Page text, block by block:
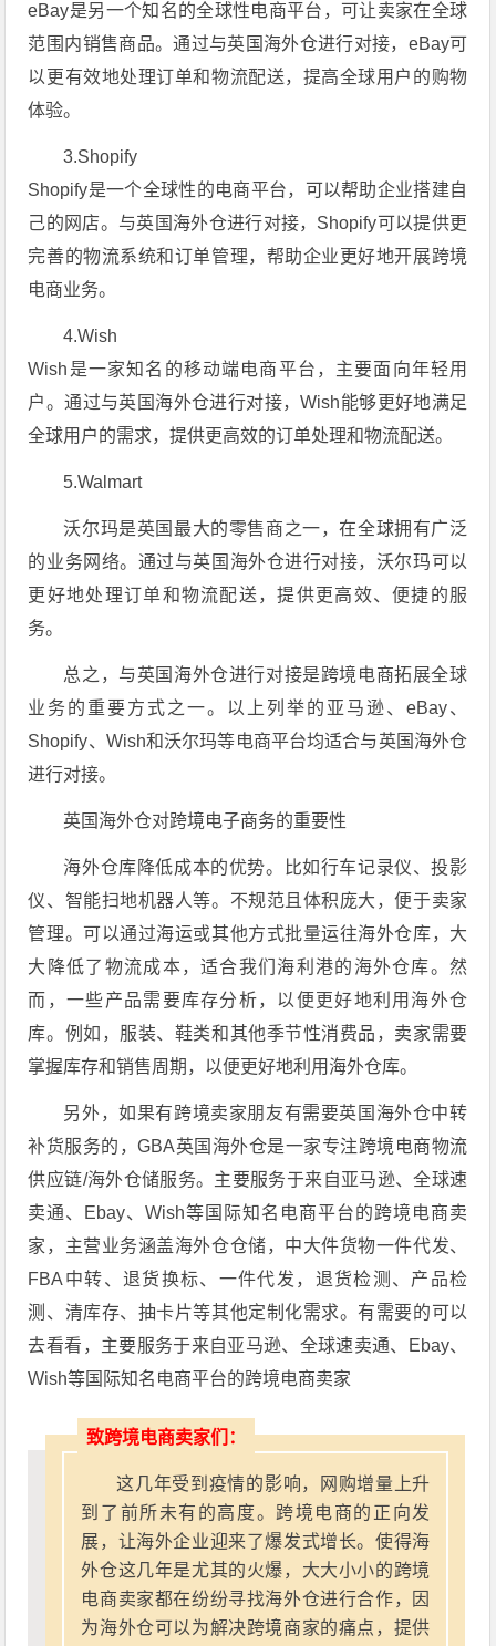
eBay是另一个知名的全球性电商平台，可让卖家在全球
范围内销售商品。通过与英国海外仓进行对接，eBay可
以更有效地处理订单和物流配送，提高全球用户的购物
体验。
3.Shopify
Shopify是一个全球性的电商平台，可以帮助企业搭建自
己的网店。与英国海外仓进行对接，Shopify可以提供更
完善的物流系统和订单管理，帮助企业更好地开展跨境
电商业务。
4.Wish
Wish是一家知名的移动端电商平台，主要面向年轻用
户。通过与英国海外仓进行对接，Wish能够更好地满足
全球用户的需求，提供更高效的订单处理和物流配送。
5.Walmart
沃尔玛是英国最大的零售商之一，在全球拥有广泛
的业务网络。通过与英国海外仓进行对接，沃尔玛可以
更好地处理订单和物流配送，提供更高效、便捷的服
务。
总之，与英国海外仓进行对接是跨境电商拓展全球
业务的重要方式之一。以上列举的亚马逊、eBay、
Shopify、Wish和沃尔玛等电商平台均适合与英国海外仓
进行对接。
英国海外仓对跨境电子商务的重要性
海外仓库降低成本的优势。比如行车记录仪、投影
仪、智能扫地机器人等。不规范且体积庞大，便于卖家
管理。可以通过海运或其他方式批量运往海外仓库，大
大降低了物流成本，适合我们海利港的海外仓库。然
而，一些产品需要库存分析，以便更好地利用海外仓
库。例如，服装、鞋类和其他季节性消费品，卖家需要
掌握库存和销售周期，以便更好地利用海外仓库。
另外，如果有跨境卖家朋友有需要英国海外仓中转
补货服务的，GBA英国海外仓是一家专注跨境电商物流
供应链/海外仓储服务。主要服务于来自亚马逊、全球速
卖通、Ebay、Wish等国际知名电商平台的跨境电商卖
家，主营业务涵盖海外仓仓储，中大件货物一件代发、
FBA中转、退货换标、一件代发，退货检测、产品检
测、清库存、抽卡片等其他定制化需求。有需要的可以
去看看，主要服务于来自亚马逊、全球速卖通、Ebay、
Wish等国际知名电商平台的跨境电商卖家
致跨境电商卖家们：
这几年受到疫情的影响，网购增量上升
到了前所未有的高度。跨境电商的正向发
展，让海外企业迎来了爆发式增长。使得海
外仓这几年是尤其的火爆，大大小小的跨境
电商卖家都在纷纷寻找海外仓进行合作，因
为海外仓可以为解决跨境商家的痛点，提供